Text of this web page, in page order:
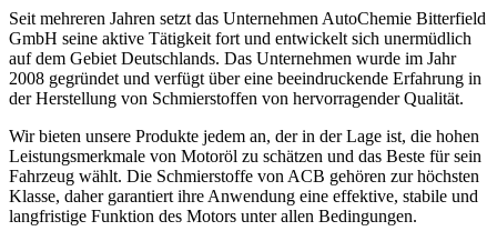
Seit mehreren Jahren setzt das Unternehmen AutoChemie Bitterfield
GmbH seine aktive Tätigkeit fort und entwickelt sich unermüdlich
auf dem Gebiet Deutschlands. Das Unternehmen wurde im Jahr
2008 gegründet und verfügt über eine beeindruckende Erfahrung in
der Herstellung von Schmierstoffen von hervorragender Qualität.
Wir bieten unsere Produkte jedem an, der in der Lage ist, die hohen
Leistungsmerkmale von Motoröl zu schätzen und das Beste für sein
Fahrzeug wählt. Die Schmierstoffe von ACB gehören zur höchsten
Klasse, daher garantiert ihre Anwendung eine effektive, stabile und
langfristige Funktion des Motors unter allen Bedingungen.